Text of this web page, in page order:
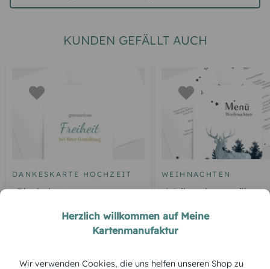
KUNDEN GEFÄLLT AUCH
DANKESKARTE HOCHZEIT
Blankokarte
WEIHNACHTEN
Weihnachtsmenükarte
ÜBERBLICK:
Herzlich willkommen auf Meine
Kartenmanufaktur
Wir verwenden Cookies, die uns helfen unseren Shop zu